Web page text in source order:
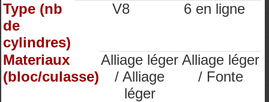
Type (nb
de
cylindres)
V8 6 en ligne
Materiaux
(bloc/culasse)
Alliage léger
/ Alliage
léger
Alliage léger
/ Fonte